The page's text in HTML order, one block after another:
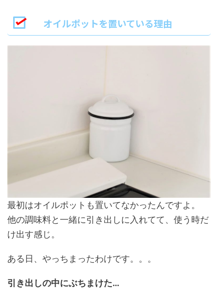
オイルポットを置いている理由
最初はオイルポットも置いてなかったんですよ。
他の調味料と一緒に引き出しに入れてて、使う時だ
け出す感じ。
ある日、やっちまったわけです。。。
引き出しの中にぶちまけた…